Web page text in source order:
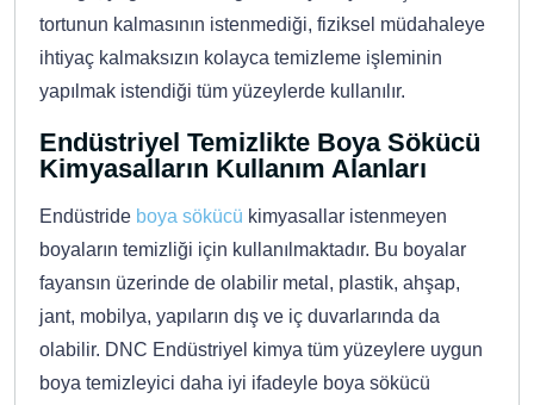
tortunun kalmasının istenmediği, fiziksel müdahaleye
ihtiyaç kalmaksızın kolayca temizleme işleminin
yapılmak istendiği tüm yüzeylerde kullanılır.
Endüstriyel Temizlikte Boya Sökücü
Kimyasalların Kullanım Alanları
Endüstride boya sökücü kimyasallar istenmeyen
boyaların temizliği için kullanılmaktadır. Bu boyalar
fayansın üzerinde de olabilir metal, plastik, ahşap,
jant, mobilya, yapıların dış ve iç duvarlarında da
olabilir. DNC Endüstriyel kimya tüm yüzeylere uygun
boya temizleyici daha iyi ifadeyle boya sökücü